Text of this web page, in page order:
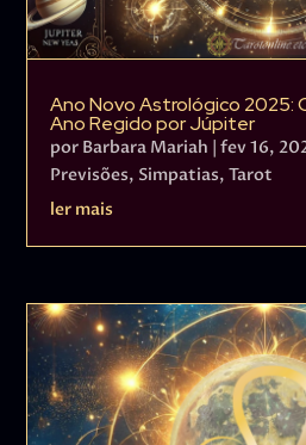
Ano Novo Astrológico 2025:
Ano Regido por Júpiter
por Barbara Mariah |fev 16,
Previsões, Simpatias,Tarot
ler mais